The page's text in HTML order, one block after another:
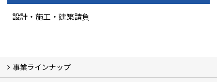
設計・施工・建築請負
事業ラインナップ